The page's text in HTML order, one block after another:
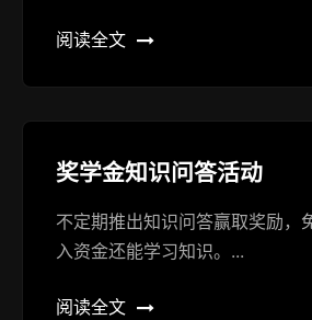
阅读全文
奖学金知识问答活动
不定期推出知识问答赢取奖励，
入资金还能学习知识。...
阅读全文